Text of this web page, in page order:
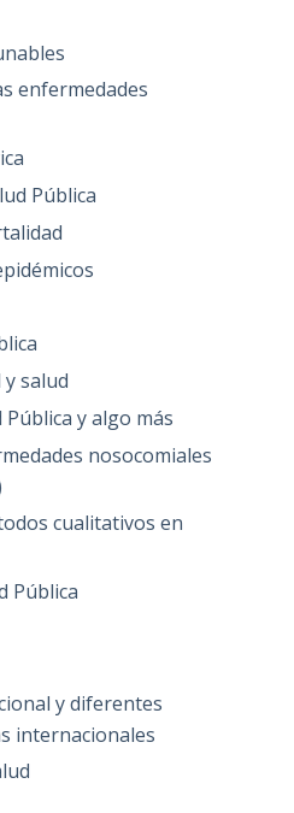
enfermedades
Pública
salud
y algo más
nosocomiales
cualitativos en
Pública
y diferentes
internacionales